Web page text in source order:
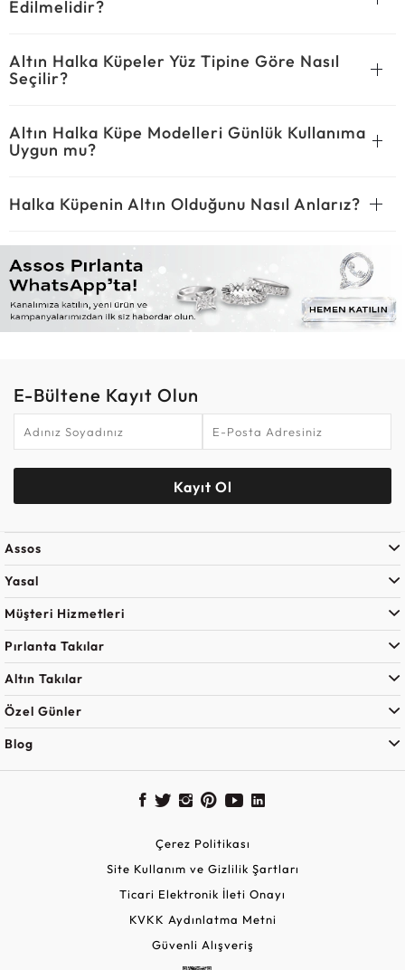
Edilmelidir?
Altın Halka Küpeler Yüz Tipine Göre Nasıl
Seçilir?
Altın Halka Küpe Modelleri Günlük Kullanıma
Uygun mu?
Halka Küpenin Altın Olduğunu Nasıl Anlarız?
E-Bültene Kayıt Olun
Kayıt Ol
Assos
Yasal
Müşteri Hizmetleri
Pırlanta Takılar
Altın Takılar
Özel Günler
Blog
Çerez Politikası
Site Kullanım ve Gizlilik Şartları
Ticari Elektronik İleti Onayı
KVKK Aydınlatma Metni
Güvenli Alışveriş